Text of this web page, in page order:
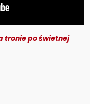
tronie po świetnej